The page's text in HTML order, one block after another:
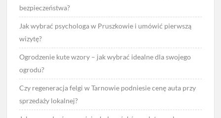
bezpieczeństwa?
Jak wybrać psychologa w Pruszkowie i umówić pierwszą
wizytę?
Ogrodzenie kute wzory – jak wybrać idealne dla swojego
ogrodu?
Czy regeneracja felgi w Tarnowie podniesie cenę auta przy
sprzedaży lokalnej?